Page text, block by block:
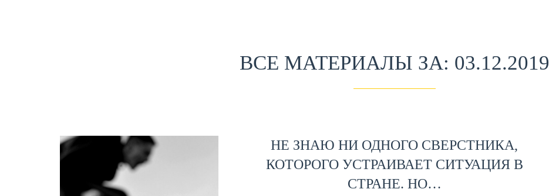
ВСЕ МАТЕРИАЛЫ ЗА: 03.12.2019
НЕ ЗНАЮ НИ ОДНОГО СВЕРСТНИКА,
КОТОРОГО УСТРАИВАЕТ СИТУАЦИЯ В
СТРАНЕ. НО…